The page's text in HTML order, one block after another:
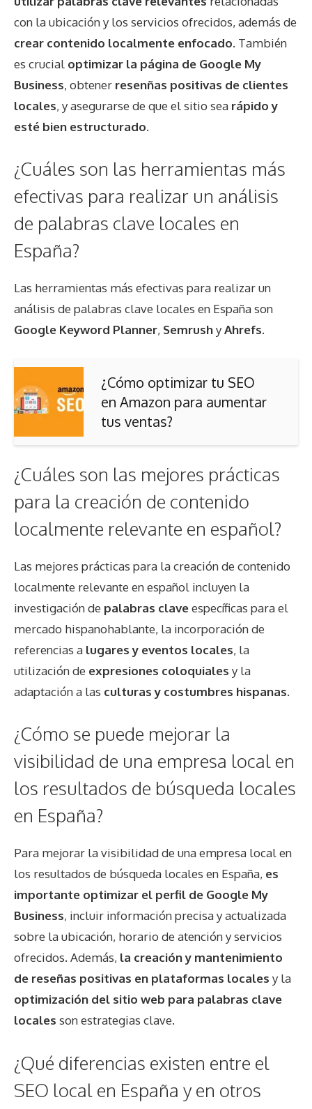
con la ubicación y los servicios ofrecidos, además de
crear contenido localmente enfocado. También
es crucial optimizar la página de Google My
Business, obtener resenñas positivas de clientes
locales, y asegurarse de que el sitio sea rápido y
esté bien estructurado.
¿Cuáles son las herramientas más
efectivas para realizar un análisis
de palabras clave locales en
España?
Las herramientas más efectivas para realizar un
análisis de palabras clave locales en España son
Google Keyword Planner, SemrushyAhrefs.
¿Cómo optimizar tu SEO
en Amazon para aumentar
tus ventas?
¿Cuáles son las mejores prácticas
para la creación de contenido
localmente relevante en español?
Las mejores prácticas para la creación de contenido
localmente relevante en español incluyen la
investigación de palabras claveespecíficas para el
mercado hispanohablante, la incorporación de
referencias a lugares y eventos locales, la
utilización de expresiones coloquiales y la
adaptación a las culturas y costumbres hispanas.
¿Cómo se puede mejorar la
visibilidad de una empresa local en
los resultados de búsqueda locales
en España?
Para mejorar la visibilidad de una empresa local en
los resultados de búsqueda locales en España, es
importante optimizar el perfil de Google My
Business, incluir información precisa y actualizada
sobre la ubicación, horario de atención y servicios
ofrecidos. Además, la creación y mantenimiento
de reseñas positivas en plataformas locales y la
optimización del sitio web para palabras clave
locales son estrategias clave.
¿Qué diferencias existen entre el
SEO local en España y en otros